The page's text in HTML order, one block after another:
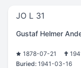
JO L 31
Gustaf Helmer
1878-07-21
Buried: 1941-03-16